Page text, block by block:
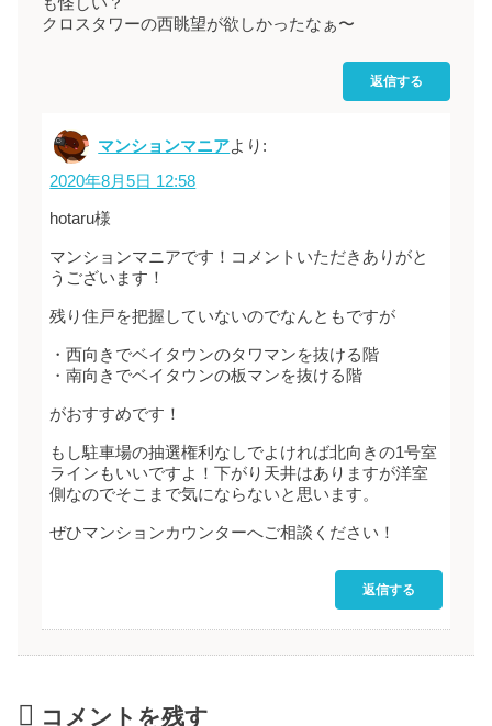
クロスタワーの西眺望が欲しかったなぁ〜
返信する
マンションマニアより:
2020年8月5日 12:58
hotaru様
マンションマニアです！コメントいただきありがと
うございます！
残り住戸を把握していないのでなんともですが
・西向きでベイタウンのタワマンを抜ける階
・南向きでベイタウンの板マンを抜ける階
がおすすめです！
もし駐車場の抽選権利なしでよければ北向きの1号室
ラインもいいですよ！下がり天井はありますが洋室
側なのでそこまで気にならないと思います。
ぜひマンションカウンターへご相談ください！
返信する
コメントを残す